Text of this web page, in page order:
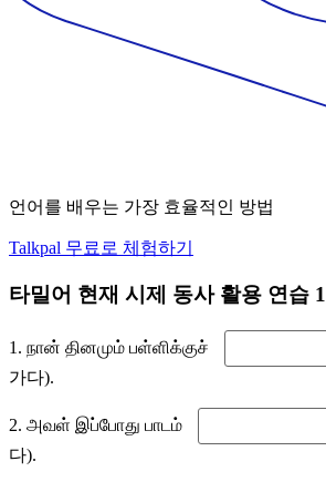
언어를 배우는 가장 효율적인 방법
Talkpal 무료로 체험하기
타밀어 현재 시제 동사 활용 연습 1
1. நான் தினமும் பள்ளிக்குச்
가다).
2. அவள் இப்போது பாடம்
다).